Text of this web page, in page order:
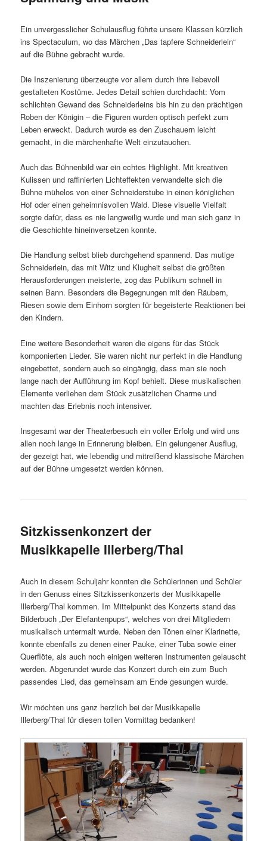
Ein unvergesslicher Schulausflug führte unsere Klassen kürzlich
ins Spectaculum, wo das Märchen „Das tapfere Schneiderlein“
auf die Bühne gebracht wurde.
Die Inszenierung überzeugte vor allem durch ihre liebevoll
gestalteten Kostüme. Jedes Detail schien durchdacht: Vom
schlichten Gewand des Schneiderleins bis hin zu den prächtigen
Roben der Königin – die Figuren wurden optisch perfekt zum
Leben erweckt. Dadurch wurde es den Zuschauern leicht
gemacht, in die märchenhafte Welt einzutauchen.
Auch das Bühnenbild war ein echtes Highlight. Mit kreativen
Kulissen und raffinierten Lichteffekten verwandelte sich die
Bühne mühelos von einer Schneiderstube in einen königlichen
Hof oder einen geheimnisvollen Wald. Diese visuelle Vielfalt
sorgte dafür, dass es nie langweilig wurde und man sich ganz in
die Geschichte hineinversetzen konnte.
Die Handlung selbst blieb durchgehend spannend. Das mutige
Schneiderlein, das mit Witz und Klugheit selbst die größten
Herausforderungen meisterte, zog das Publikum schnell in
seinen Bann. Besonders die Begegnungen mit den Räubern,
Riesen sowie dem Einhorn sorgten für begeisterte Reaktionen bei
den Kindern.
Eine weitere Besonderheit waren die eigens für das Stück
komponierten Lieder. Sie waren nicht nur perfekt in die Handlung
eingebettet, sondern auch so eingängig, dass man sie noch
lange nach der Aufführung im Kopf behielt. Diese musikalischen
Elemente verliehen dem Stück zusätzlichen Charme und
machten das Erlebnis noch intensiver.
Insgesamt war der Theaterbesuch ein voller Erfolg und wird uns
allen noch lange in Erinnerung bleiben. Ein gelungener Ausflug,
der gezeigt hat, wie lebendig und mitreißend klassische Märchen
auf der Bühne umgesetzt werden können.
Sitzkissenkonzert der
Musikkapelle Illerberg/Thal
Auch in diesem Schuljahr konnten die Schülerinnen und Schüler
in den Genuss eines Sitzkissenkonzerts der Musikkapelle
Illerberg/Thal kommen. Im Mittelpunkt des Konzerts stand das
Bilderbuch „Der Elefantenpups“, welches von drei Mitgliedern
musikalisch untermalt wurde. Neben den Tönen einer Klarinette,
konnte ebenfalls zu denen einer Pauke, einer Tuba sowie einer
Querflöte, als auch noch einigen weiteren Instrumenten gelauscht
werden. Abgerundet wurde das Konzert durch ein zum Buch
passendes Lied, das gemeinsam am Ende gesungen wurde.
Wir möchten uns ganz herzlich bei der Musikkapelle
Illerberg/Thal für diesen tollen Vormittag bedanken!